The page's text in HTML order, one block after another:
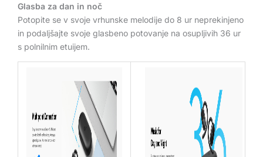
Glasba za dan in noč
Potopite se v svoje vrhunske melodije do 8 ur neprekinjeno
in podaljšajte svoje glasbeno potovanje na osupljivih 36 ur
s polnilnim etuijem.